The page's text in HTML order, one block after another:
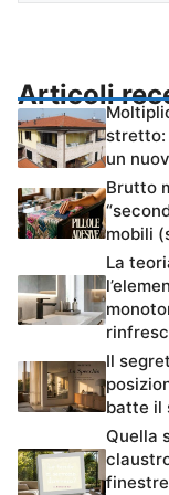
Articoli
stretto:
un
Brutto
mobili
La
Il
batte il
Quella